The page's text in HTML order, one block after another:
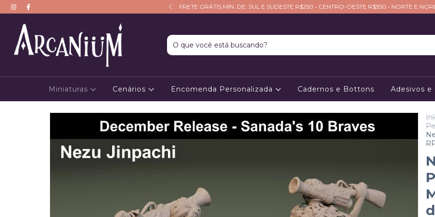
PRIMEIRAAVENTURA10 FRETE GRÁTIS MÍN. DE: SUL E SUDESTE R$250 • CENTRO-OESTE R$350 • NORTE E
Miniaturas Cenários Encomenda Personalizada Cadernos e Bottons Adesivos e